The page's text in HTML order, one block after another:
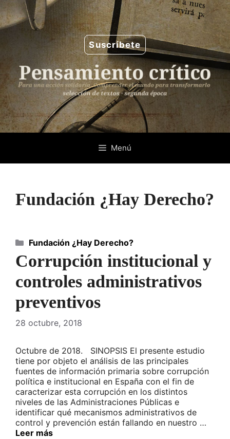
Saltar
al
contenido
Suscríbete
Menú
Fundación ¿Hay Derecho?
Corrupción institucional y
controles administrativos
preventivos
28 octubre, 2018
Octubre de 2018. SINOPSIS El presente estudio
tiene por objeto el análisis de las principales
fuentes de información primaria sobre corrupción
política e institucional en España con el fin de
caracterizar esta corrupción en los distintos
niveles de las Administraciones Públicas e
identificar qué mecanismos administrativos de
control y prevención están fallando en nuestro …
Leer más
Categorías
Fundación ¿Hay Derecho?